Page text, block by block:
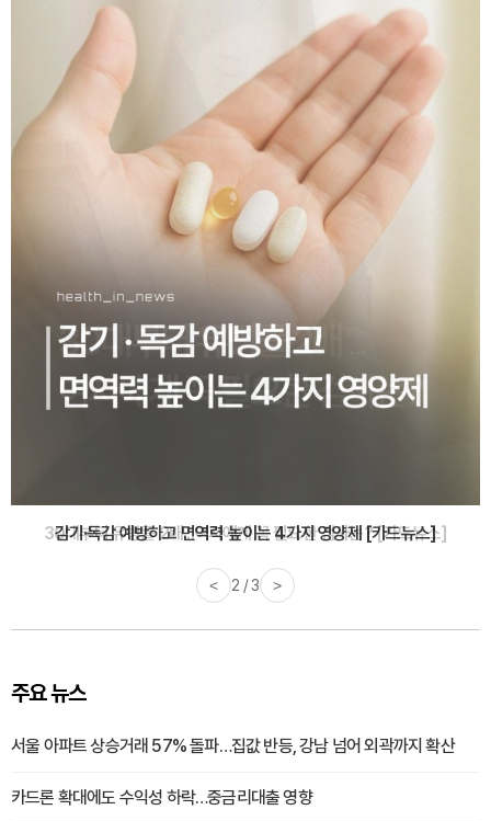
감기·독감 예방하고 면역력 높이는 4가지 영양제 [카드뉴스]
< 3 / 3 >
주요 뉴스
서울 아파트 상승거래 57% 돌파…집값 반등, 강남 넘어 외곽까지 확산
카드론 확대에도 수익성 하락…중금리대출 영향